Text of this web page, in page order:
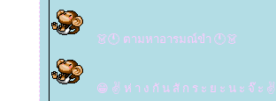
👗🕚 ตามหาอารมณ์ขำ 🕚👗
😁 ✌️ ห่ า ง กั น สั ก ร ะ ย ะ น ะ จ๊ ะ ✌️